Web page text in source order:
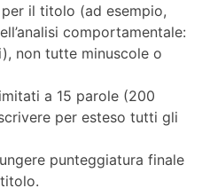
il titolo (ad esempio,
comportamentale:
non tutte minuscole o
a 15 parole (200
per esteso tutti gli
punteggiatura finale